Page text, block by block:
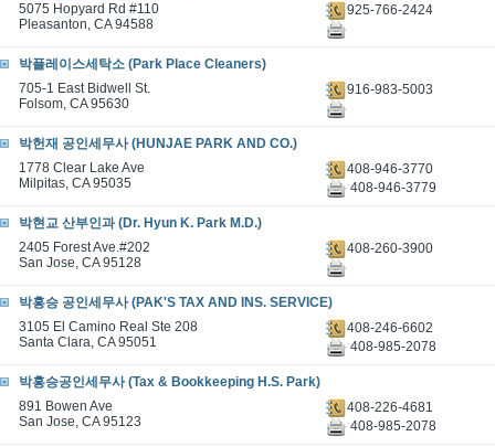
5075 Hopyard Rd #110
Pleasanton, CA 94588
925-766-2424
박플레이스세탁소 (Park Place Cleaners)
705-1 East Bidwell St.
Folsom, CA 95630
916-983-5003
박헌재 공인세무사 (HUNJAE PARK AND CO.)
1778 Clear Lake Ave
Milpitas, CA 95035
408-946-3770
408-946-3779
박현교 산부인과 (Dr. Hyun K. Park M.D.)
2405 Forest Ave.#202
San Jose, CA 95128
408-260-3900
박홍승 공인세무사 (PAK'S TAX AND INS. SERVICE)
3105 El Camino Real Ste 208
Santa Clara, CA 95051
408-246-6602
408-985-2078
박홍승공인세무사 (Tax & Bookkeeping H.S. Park)
891 Bowen Ave
San Jose, CA 95123
408-226-4681
408-985-2078